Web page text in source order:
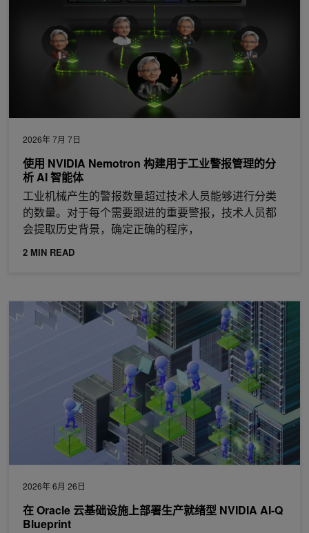
2026年 7月 7日
使用 NVIDIA Nemotron 构建用于工业警报管理的分
析 AI 智能体
工业机械产生的警报数量超过技术人员能够进行分类
的数量。对于每个需要跟进的重要警报，技术人员都
会提取历史背景，确定正确的程序，
2 MIN READ
2026年 6月 26日
在 Oracle 云基础设施上部署生产就绪型 NVIDIA AI-Q
Blueprint
在 Oracle 云基础设施上部署生产就绪型 NVIDIA AI-Q Blueprint